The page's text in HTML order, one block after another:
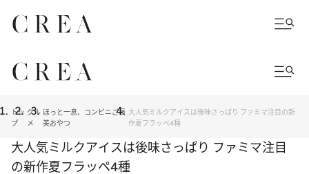
トッ
プ
グル
メ
ほっと一息、コンビニご褒
美おやつ
大人気ミルクアイスは後味さっぱり ファミマ注目の新
作夏フラッペ4種
大人気ミルクアイスは後味さっぱり ファミマ注目
の新作夏フラッペ4種